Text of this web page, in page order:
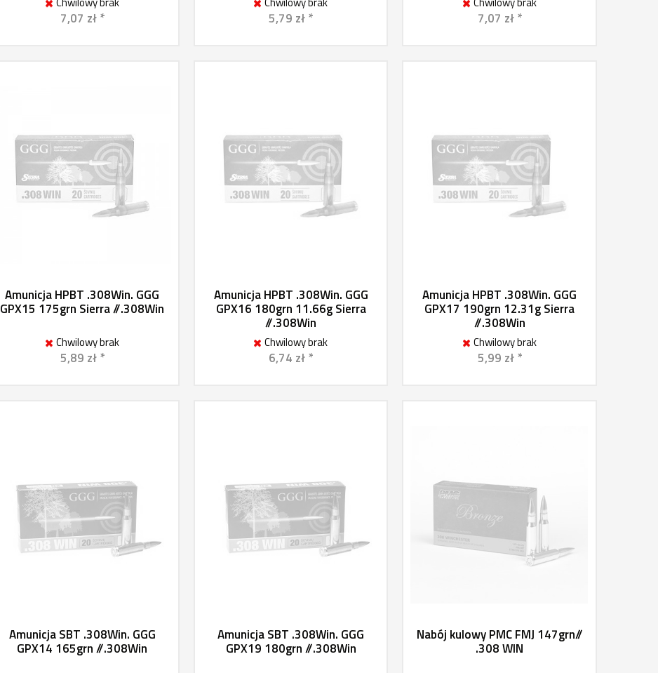
7,07 zł * 5,79 zł * 7,07 zł *
Amunicja HPBT .308Win. GGG
GPX15 175grn Sierra //.308Win
Chwilowy brak
5,89 zł *
Amunicja HPBT .308Win. GGG
GPX16 180grn 11.66g Sierra
//.308Win
Chwilowy brak
6,74 zł *
Amunicja HPBT .308Win. GGG
GPX17 190grn 12.31g Sierra
//.308Win
Chwilowy brak
5,99 zł *
Amunicja SBT .308Win. GGG
GPX14 165grn //.308Win
Amunicja SBT .308Win. GGG
GPX19 180grn //.308Win
Nabój kulowy PMC FMJ 147grn//
.308 WIN